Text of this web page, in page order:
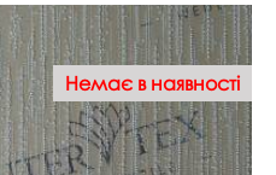
Немає в наявності